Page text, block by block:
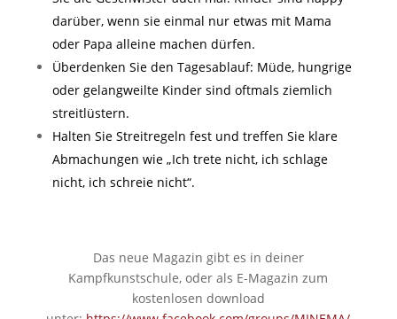
darüber, wenn sie einmal nur etwas mit Mama
oder Papa alleine machen dürfen.
Überdenken Sie den Tagesablauf: Müde, hungrige
oder gelangweilte Kinder sind oftmals ziemlich
streitlüstern.
Halten Sie Streitregeln fest und treffen Sie klare
Abmachungen wie „Ich trete nicht, ich schlage
nicht, ich schreie nicht“.
Das neue Magazin gibt es in deiner
Kampfkunstschule, oder als E-Magazin zum
kostenlosen download